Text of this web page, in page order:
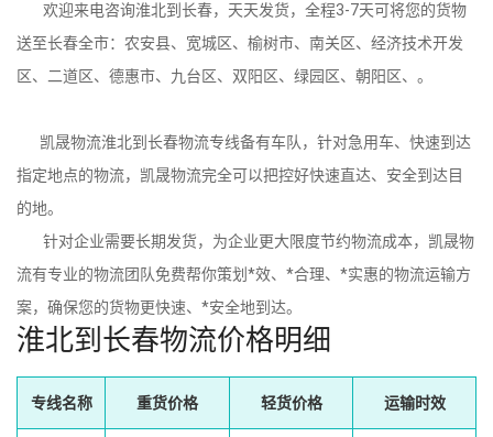
欢迎来电咨询淮北到长春，天天发货，全程3-7天可将您的货物
送至长春全市：农安县、宽城区、榆树市、南关区、经济技术开发
区、二道区、德惠市、九台区、双阳区、绿园区、朝阳区、。
凯晟物流淮北到长春物流专线备有车队，针对急用车、快速到达
指定地点的物流，凯晟物流完全可以把控好快速直达、安全到达目
的地。
针对企业需要长期发货，为企业更大限度节约物流成本，凯晟物
流有专业的物流团队免费帮你策划*效、*合理、*实惠的物流运输方
案，确保您的货物更快速、*安全地到达。
淮北到长春物流价格明细
专线名称 重货价格 轻货价格 运输时效